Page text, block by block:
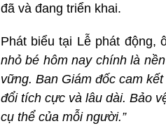
đã và đang triển khai.
Phát biểu tại Lễ phát động,
nhỏ bé hôm nay chính là
vững. Ban Giám đốc cam
đổi tích cực và lâu dài. Bảo
cụ thể của mỗi người.”